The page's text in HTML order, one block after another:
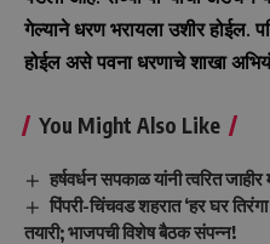
गेल्याने धरण भरायला उशीर होईल.
होईल असे पवना धरणाचे शाखा
You Might Also Like
हर्षवर्धन सपकाळ यांनी त्वरित
पिंपरी-चिंचवड शहरात ‘हर घर
तयारी; भाजपची विशेष बैठक संपन्न!